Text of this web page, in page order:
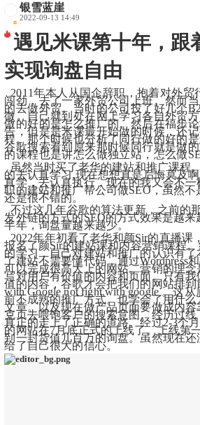
银雪蓝崖
2022-09-13 14:49
遇见米课第十年，跟
实现询盘自由
2011年本人从国企辞职，抱着对外贸
闯劲，去了一家外贸公司上班。然而
的去做外贸。当时的公司投了好几个
微。自己就到处在网上学习各自外贸
做的好的是怎么推广的。然后在福步
告，但是是米课最开始做的时候，还
程。那个时候也分析了同行做的好的
谷歌搜索看到原来那时候同行就是做
的课程也是讲怎么做独立站，怎么做
虽然当时买了老华的建站和推广课程
的去认真学习,现在想想真是后悔莫及
真学，去认真执行，现在的我又会不
职的建站和推广帮公司做SEO，虽然
还是很不错的。
不过这几年谷歌的算法更新，之前的
发外链的方式的SEO的方式效果是越来
半年，询盘量越来越少。
2022年年初看了老华和颜Sir的直播课
报名了颜Sir的建站课和内容营销课程
的学习，自己对建站和推广的认识有
了建站不需要懂代码，通过Wordpress
可以完成很高大上的网站。营销的理
写对用户有价值的内容和页面。只有
值的内容，谷歌才会把我们的网站排到
with Google not fight with google 。这
前不成熟的推广方式。也学会了用什
文章。以及现在做产品页面要做成内
克页去喂饱客户的搜索意图。经历过
真正的走上了正确的道路。经过2-3个
的网站在7月底正式的上线了。上线第
到一封货值几百万的询盘。虽然现在
给了自己很大的信心。